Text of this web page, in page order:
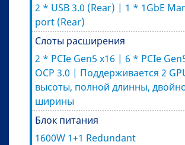
2 * USB 3.0 (Rear) | 1 * 1GbE
port (Rear)
Слоты расширения
2 * PCIe Gen5 x16 | 6 * PCIe
OCP 3.0 | Поддерживается 2
высоты, полной длинны,
ширины
Блок питания
1600W 1+1 Redundant